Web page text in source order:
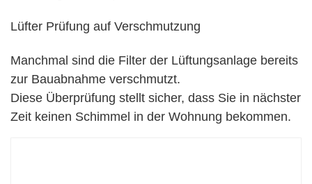
Lüfter Prüfung auf Verschmutzung
Manchmal sind die Filter der Lüftungsanlage bereits
zur Bauabnahme verschmutzt.
Diese Überprüfung stellt sicher, dass Sie in nächster
Zeit keinen Schimmel in der Wohnung bekommen.